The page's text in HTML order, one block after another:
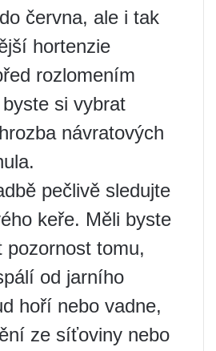
června, ale i tak
hortenzie
rozlomením
si vybrat
návratových
pečlivě sledujte
keře. Měli byste
pozornost tomu,
od jarního
hoří nebo vadne,
ze síťoviny nebo